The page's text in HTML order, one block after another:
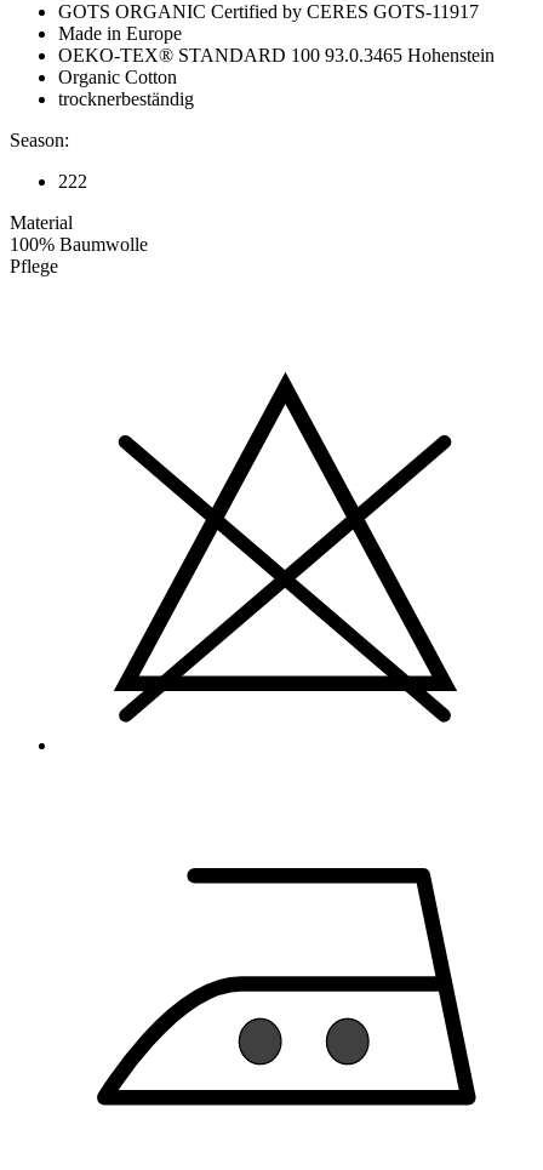
GOTS ORGANIC Certified by CERES GOTS-11917
Made in Europe
OEKO-TEX® STANDARD 100 93.0.3465 Hohenstein
Organic Cotton
trocknerbeständig
Season:
222
Material
100% Baumwolle
Pflege